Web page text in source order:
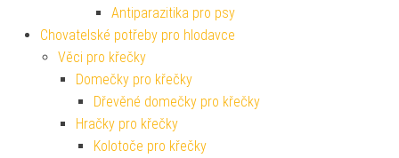
Antiparazitika pro psy
Chovatelské potřeby pro hlodavce
Věci pro křečky
Domečky pro křečky
Dřevěné domečky pro křečky
Hračky pro křečky
Kolotoče pro křečky